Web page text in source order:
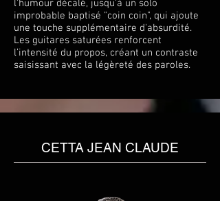
l’humour décalé, jusqu’à un solo
improbable baptisé "coin coin", qui ajoute
une touche supplémentaire d'absurdité.
Les guitares saturées renforcent
l’intensité du propos, créant un contraste
saisissant avec la légèreté des paroles.
CETTA JEAN CLAUDE